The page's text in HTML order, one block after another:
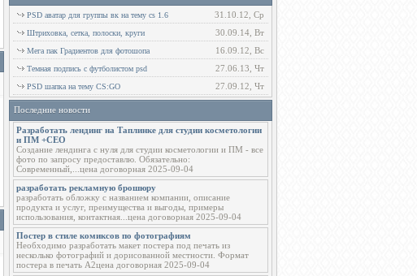
31.10.12, Ср
PSD аватар для группы вк на тему cs 1.6
30.09.14, Вт
Штриховка, сетка, полоски, круги
16.09.12, Вс
Мега пак Градиентов для фотошопа
27.06.13, Чт
Темная подпись с футболистом psd
27.09.12, Чт
PSD шапка на тему CS:GO
Последние новости
Разработать лендинг на Таплинке для студии косметологии
и ПМ +СЕО
Создание лендинга с нуля для студии косметологии и ПМ - все
фото по запросу предоставлю. Обязательно:
Современный,...цена договорная 2025-09-04
разработать рекламную брошюру
разработать обложку с названием компании, описание
продукта и услуг, преимущества и выгоды, примеры
использования, контактная...цена договорная 2025-09-04
Постер в стиле комиксов по фотографиям
Необходимо разработать макет постера под печать из
несколько фотографий и дорисованной местности. Формат
постера в печать А2цена договорная 2025-09-04